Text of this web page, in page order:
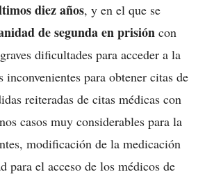
diez años, y en el que se
de segundaen prisión con
dificultades para acceder a la
inconvenientes para obtener citas de
reiteradas de citas médicas con
casos muy considerables para la
modificación de la medicación
para el acceso de los médicos de